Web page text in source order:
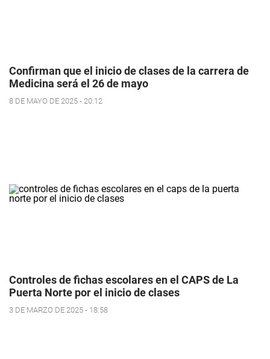
Confirman que el inicio de clases de la carrera de
Medicina será el 26 de mayo
8 DE MAYO DE 2025 - 20:12
Controles de fichas escolares en el CAPS de La
Puerta Norte por el inicio de clases
3 DE MARZO DE 2025 - 18:58